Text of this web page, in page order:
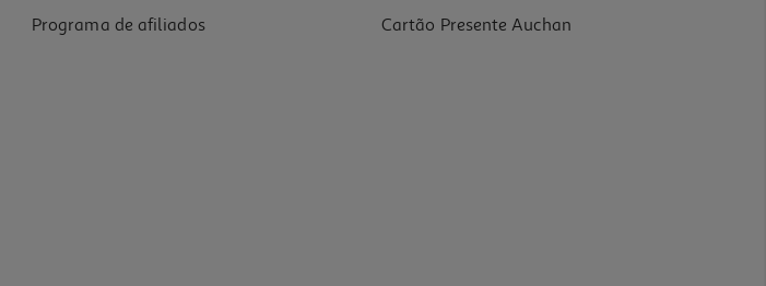
Programa de afiliados
Cartão Presente Auchan